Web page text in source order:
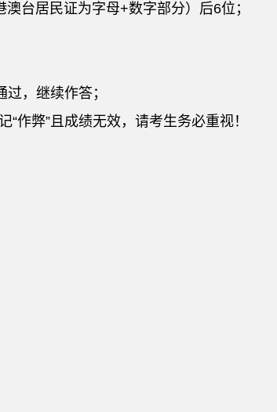
台居民证为字母+数字部分）后6位；
，继续作答；
作弊”且成绩无效，请考生务必重视！